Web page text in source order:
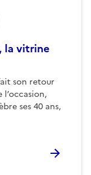
la vitrine
son retour
ses 40 ans,